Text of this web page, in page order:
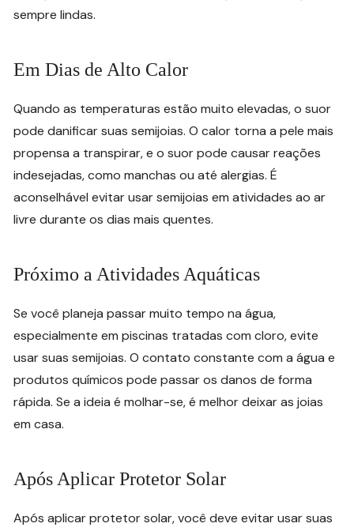
sempre lindas.
Em Dias de Alto Calor
Quando as temperaturas estão muito elevadas, o suor
pode danificar suas semijoias. O calor torna a pele mais
propensa a transpirar, e o suor pode causar reações
indesejadas, como manchas ou até alergias. É
aconselhável evitar usar semijoias em atividades ao ar
livre durante os dias mais quentes.
Próximo a Atividades Aquáticas
Se você planeja passar muito tempo na água,
especialmente em piscinas tratadas com cloro, evite
usar suas semijoias. O contato constante com a água e
produtos químicos pode passar os danos de forma
rápida. Se a ideia é molhar-se, é melhor deixar as joias
em casa.
Após Aplicar Protetor Solar
Após aplicar protetor solar, você deve evitar usar suas